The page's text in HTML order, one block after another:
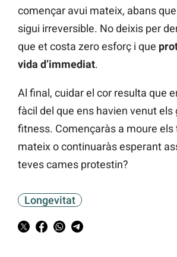
començar avui mateix, abans
sigui irreversible. No deixis per
que et costa zero esforç i que
vida d’immediat.
Al final, cuidar el cor resulta que
fàcil del que ens havien venut els
fitness. Començaràs a moure els
mateix o continuaràs esperant
teves cames protestin?
Longevitat